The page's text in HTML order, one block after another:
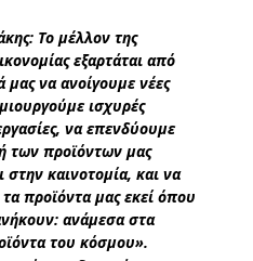
Το μέλλον της
εξαρτάται από
μας να ανοίγουμε νέες
ισχυρές
να επενδύουμε
των προϊόντων μας
καινοτομία, και να
προϊόντα μας εκεί όπου
ανάμεσα στα
του κόσμου».